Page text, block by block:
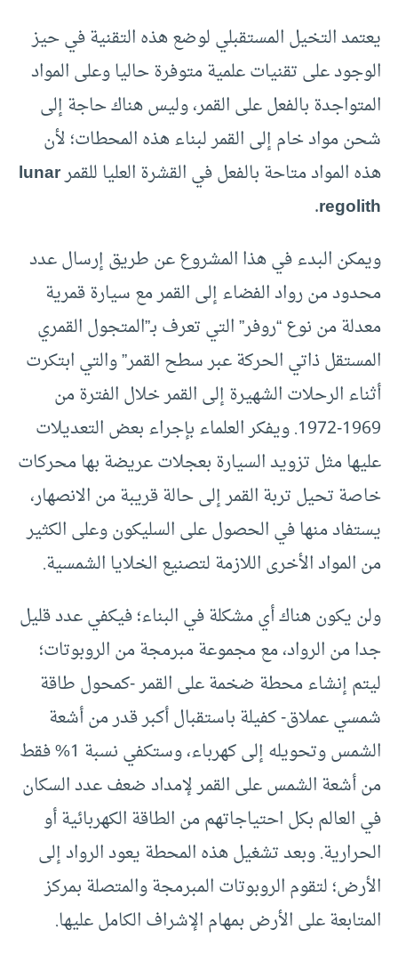
يعتمد التخيل المستقبلي لوضع هذه التقنية في حيز
الوجود على تقنيات علمية متوفرة حاليا وعلى المواد
المتواجدة بالفعل على القمر، وليس هناك حاجة إلى
شحن مواد خام إلى القمر لبناء هذه المحطات؛ لأن
هذه المواد متاحة بالفعل في القشرة العليا للقمرlunar
regolith
.
ويمكن البدء في هذا المشروع عن طريق إرسال عدد
محدود من رواد الفضاء إلى القمر مع سيارة قمرية
معدلة من نوع “روفر” التي تعرف بـ”المتجول القمري
المستقل ذاتي الحركة عبر سطح القمر” والتي ابتكرت
أثناء الرحلات الشهيرة إلى القمر خلال الفترة من
1969-1972. ويفكر العلماء بإجراء بعض التعديلات
عليها مثل تزويد السيارة بعجلات عريضة بها محركات
خاصة تحيل تربة القمر إلى حالة قريبة من الانصهار،
يستفاد منها في الحصول على السليكون وعلى الكثير
من المواد الأخرى اللازمة لتصنيع الخلايا الشمسية.
ولن يكون هناك أي مشكلة في البناء؛ فيكفي عدد قليل
جدا من الرواد، مع مجموعة مبرمجة من الروبوتات؛
ليتم إنشاء محطة ضخمة على القمر -كمحول طاقة
شمسي عملاق- كفيلة باستقبال أكبر قدر من أشعة
الشمس وتحويله إلى كهرباء، وستكفي نسبة 1% فقط
من أشعة الشمس على القمر لإمداد ضعف عدد السكان
في العالم بكل احتياجاتهم من الطاقة الكهربائية أو
الحرارية. وبعد تشغيل هذه المحطة يعود الرواد إلى
الأرض؛ لتقوم الروبوتات المبرمجة والمتصلة بمركز
المتابعة على الأرض بمهام الإشراف الكامل عليها.